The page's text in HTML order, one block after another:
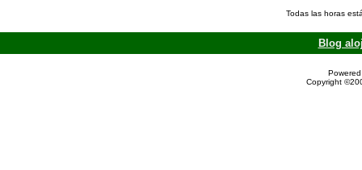
Todas las horas
Blog
Copyright